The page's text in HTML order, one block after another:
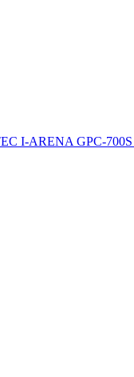
I-ARENA GPC-